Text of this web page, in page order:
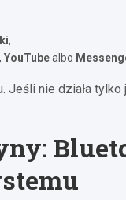
,
, YouTubealbo
nie działa